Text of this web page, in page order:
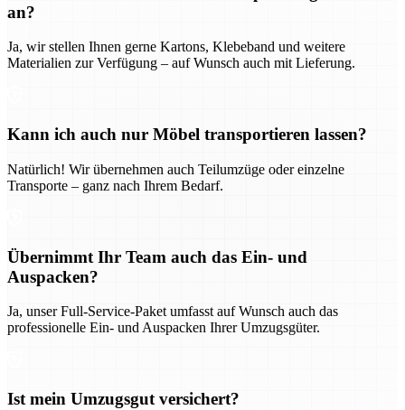
an?
Ja, wir stellen Ihnen gerne Kartons, Klebeband und weitere
Materialien zur Verfügung – auf Wunsch auch mit Lieferung.
Kann ich auch nur Möbel transportieren lassen?
Natürlich! Wir übernehmen auch Teilumzüge oder einzelne
Transporte – ganz nach Ihrem Bedarf.
Übernimmt Ihr Team auch das Ein- und
Auspacken?
Ja, unser Full-Service-Paket umfasst auf Wunsch auch das
professionelle Ein- und Auspacken Ihrer Umzugsgüter.
Ist mein Umzugsgut versichert?